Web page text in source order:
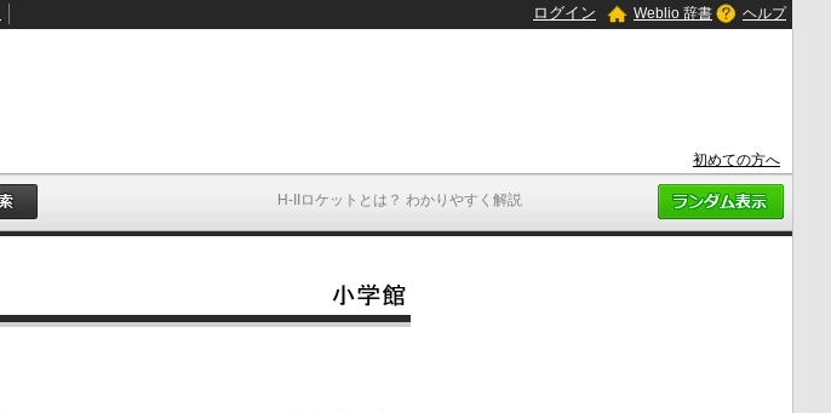
H-IIロケットとは？ わかりやすく解説
ログイン Weblio 辞書 ヘルプ
初めての方へ